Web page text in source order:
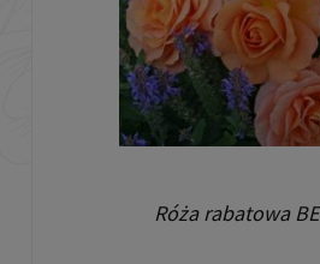
Róża rabatowa